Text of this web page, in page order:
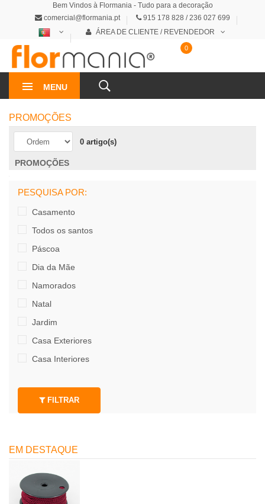
Bem Vindos à Flormania - Tudo para a decoração
comercial@flormania.pt
915 178 828 / 236 027 699
ÁREA DE CLIENTE / REVENDEDOR
MENU
0
PROMOÇÕES
0 artigo(s)
PROMOÇÕES
PESQUISA POR:
Casamento
Todos os santos
Páscoa
Dia da Mãe
Namorados
Natal
Jardim
Casa Exteriores
Casa Interiores
FILTRAR
EM DESTAQUE